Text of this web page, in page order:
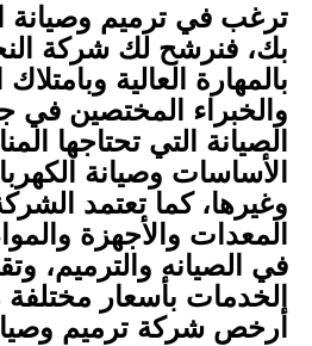
ترغب في ترميم وصيانة
بك، فنرشح لك شركة
بالمهارة العالية
والخبراء المختصين في
الصيانة التي تحتاجها
الأساسات وصيانة
وغيرها، كما تعتمد
المعدات والأجهزة
في الصيانه والترميم،
الخدمات بأسعار
أرخص شركة ترميم